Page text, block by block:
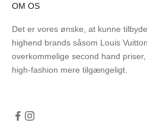
OM OS
Det er vores ønske, at kunne
highend brands såsom Louis
overkommelige second hand
high-fashion mere tilgængeligt.